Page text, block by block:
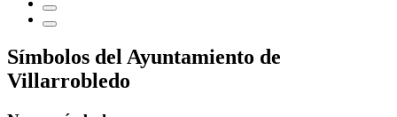
Símbolos del Ayuntamiento de
Villarrobledo